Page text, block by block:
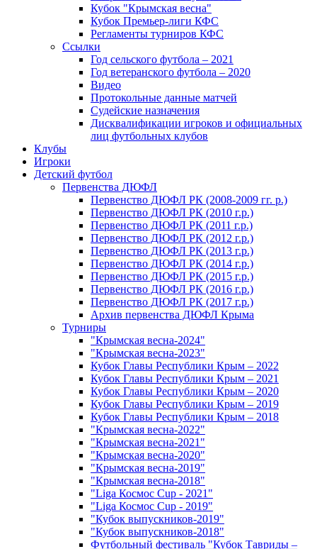
Кубок "Крымская весна"
Кубок Премьер-лиги КФС
Регламенты турниров КФС
Ссылки
Год сельского футбола – 2021
Год ветеранского футбола – 2020
Видео
Протокольные данные матчей
Судейские назначения
Дисквалификации игроков и официальных
лиц футбольных клубов
Клубы
Игроки
Детский футбол
Первенства ДЮФЛ
Первенство ДЮФЛ РК (2008-2009 гг. р.)
Первенство ДЮФЛ РК (2010 г.р.)
Первенство ДЮФЛ РК (2011 г.р.)
Первенство ДЮФЛ РК (2012 г.р.)
Первенство ДЮФЛ РК (2013 г.р.)
Первенство ДЮФЛ РК (2014 г.р.)
Первенство ДЮФЛ РК (2015 г.р.)
Первенство ДЮФЛ РК (2016 г.р.)
Первенство ДЮФЛ РК (2017 г.р.)
Архив первенства ДЮФЛ Крыма
Турниры
"Крымская весна-2024"
"Крымская весна-2023"
Кубок Главы Республики Крым – 2022
Кубок Главы Республики Крым – 2021
Кубок Главы Республики Крым – 2020
Кубок Главы Республики Крым – 2019
Кубок Главы Республики Крым – 2018
"Крымская весна-2022"
"Крымская весна-2021"
"Крымская весна-2020"
"Крымская весна-2019"
"Крымская весна-2018"
"Liga Космос Cup - 2021"
"Liga Космос Cup - 2019"
"Кубок выпускников-2019"
"Кубок выпускников-2018"
Футбольный фестиваль "Кубок Тавриды –